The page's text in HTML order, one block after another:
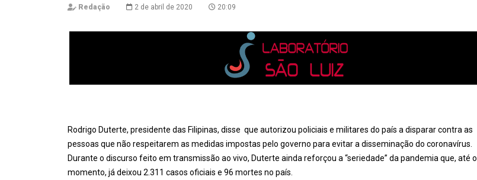
Redação 2 de abril de 2020 20:09
Rodrigo Duterte, presidente das Filipinas, disse que autorizou policiais e militares do país a disparar contra as
pessoas que não respeitarem as medidas impostas pelo governo para evitar a disseminação do coronavírus.
Durante o discurso feito em transmissão ao vivo, Duterte ainda reforçou a “seriedade” da pandemia que, até o
momento, já deixou 2.311 casos oficiais e 96 mortes no país.